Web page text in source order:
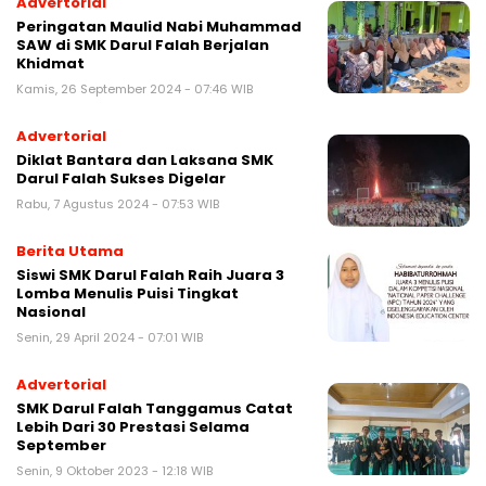
Peringatan Maulid Nabi Muhammad
SAW di SMK Darul Falah Berjalan
Khidmat
Kamis, 26 September 2024 - 07:46 WIB
Advertorial
Diklat Bantara dan Laksana SMK
Darul Falah Sukses Digelar
Rabu, 7 Agustus 2024 - 07:53 WIB
Berita Utama
Siswi SMK Darul Falah Raih Juara 3
Lomba Menulis Puisi Tingkat
Nasional
Senin, 29 April 2024 - 07:01 WIB
Advertorial
SMK Darul Falah Tanggamus Catat
Lebih Dari 30 Prestasi Selama
September
Senin, 9 Oktober 2023 - 12:18 WIB